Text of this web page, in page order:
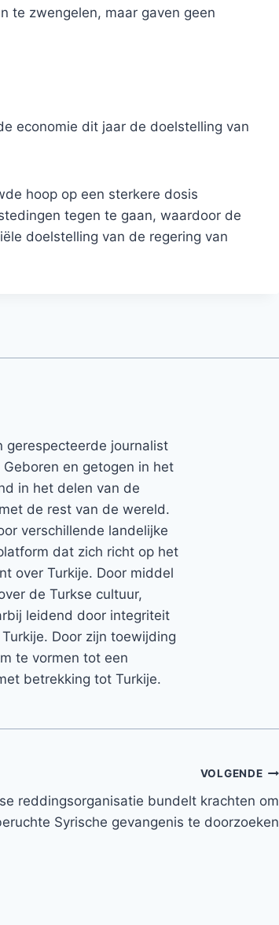
te zwengelen, maar gaven geen
economie dit jaar de doelstelling van
hoop op een sterkere dosis
tegen te gaan, waardoor de
doelstelling van de regering van
gerespecteerde journalist
en getogen in het
in het delen van de
de rest van de wereld.
verschillende landelijke
dat zich richt op het
over Turkije. Door middel
de Turkse cultuur,
leidend door integriteit
Door zijn toewijding
te vormen tot een
betrekking tot Turkije.
VOLGENDE
reddingsorganisatie bundelt krachten om
Syrische gevangenis te doorzoeken